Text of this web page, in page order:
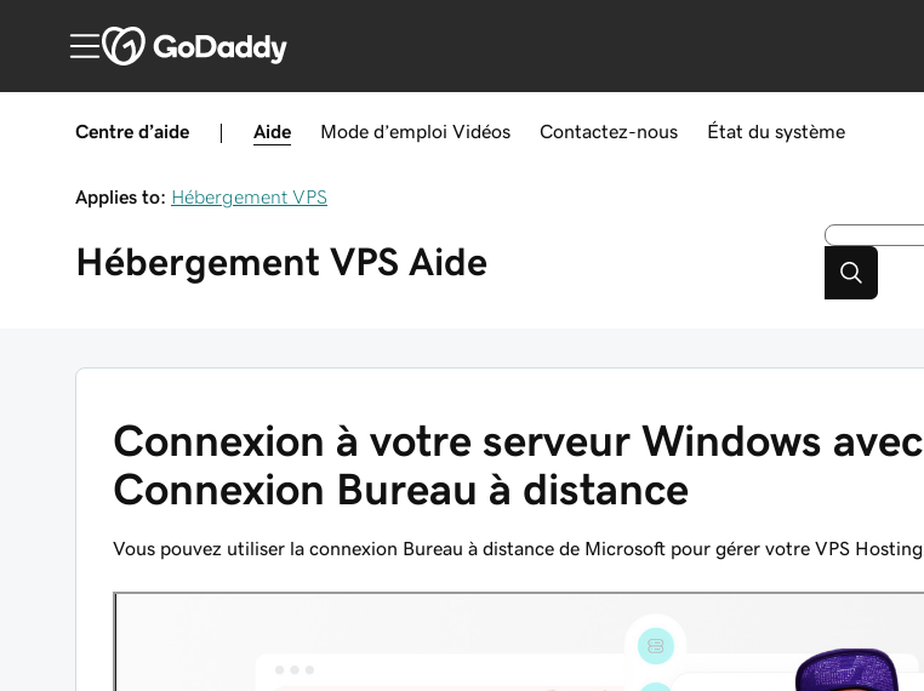
Centre d’aide Aide Mode d’emploi Vidéos Contactez-nous État du système
Applies to: Hébergement VPS
Hébergement VPS Aide
Connexion à votre serveur Windows avec
Connexion Bureau à distance
Vous pouvez utiliser la connexion Bureau à distance de Microsoft pour gérer votre VPS Hosting.